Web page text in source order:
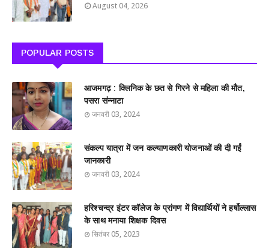
August 04, 2026
POPULAR POSTS
आजमगढ़ : क्लिनिक के छत से गिरने से महिला की मौत,
पसरा संन्नाटा
जनवरी 03, 2024
संकल्प यात्रा में जन कल्याणकारी योजनाओं की दी गईं
जानकारी
जनवरी 03, 2024
हरिश्चन्द्र इंटर कॉलेज के प्रांगण में विद्यार्थियों ने हर्षोल्लास
के साथ मनाया शिक्षक दिवस
सितंबर 05, 2023